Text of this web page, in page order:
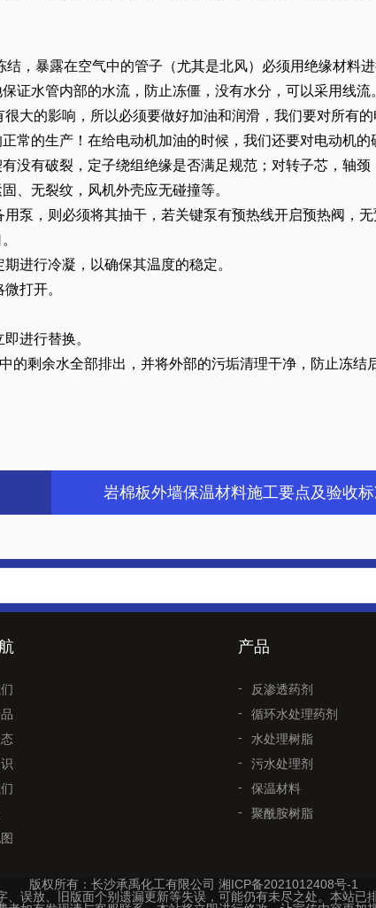
，暴露在空气中的管子（尤其是北风）必须用绝缘材料进
证水管内部的水流，防止冻僵，没有水分，可以采用线流
大的影响，所以必须要做好加油和润滑，我们要对所有
常的生产！在给电动机加油的时候，我们还要对电动机的
没有破裂，定子绕组绝缘是否满足规范；对转子芯，轴颈
、无裂纹，风机外壳应无碰撞等。
泵，则必须将其抽干，若关键泵有预热线开启预热阀，
进行冷凝，以确保其温度的稳定。
打开。
进行替换。
的剩余水全部排出，并将外部的污垢清理干净，防止冻结
岩棉板外墙保温材料施工要点及验收
产品
反渗透药剂
循环水处理药剂
水处理树脂
污水处理剂
保温材料
聚酰胺树脂
版权所有：长沙承禹化工有限公司 湘ICP备2021012408号-1
误放、旧版面个别遗漏更新等失误，可能仍有未尽之处。本站